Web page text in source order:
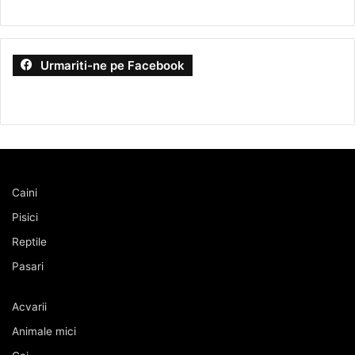
Urmariti-ne pe Facebook
Caini
Pisici
Reptile
Pasari
Acvarii
Animale mici